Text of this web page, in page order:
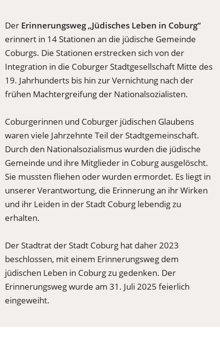
Der Erinnerungsweg „Jüdisches Leben in Coburg“
erinnert in 14 Stationen an die jüdische Gemeinde
Coburgs. Die Stationen erstrecken sich von der
Integration in die Coburger Stadtgesellschaft Mitte des
19. Jahrhunderts bis hin zur Vernichtung nach der
frühen Machtergreifung der Nationalsozialisten.
Coburgerinnen und Coburger jüdischen Glaubens
waren viele Jahrzehnte Teil der Stadtgemeinschaft.
Durch den Nationalsozialismus wurden die jüdische
Gemeinde und ihre Mitglieder in Coburg ausgelöscht.
Sie mussten fliehen oder wurden ermordet. Es liegt in
unserer Verantwortung, die Erinnerung an ihr Wirken
und ihr Leiden in der Stadt Coburg lebendig zu
erhalten.
Der Stadtrat der Stadt Coburg hat daher 2023
beschlossen, mit einem Erinnerungsweg dem
jüdischen Leben in Coburg zu gedenken. Der
Erinnerungsweg wurde am 31. Juli 2025 feierlich
eingeweiht.